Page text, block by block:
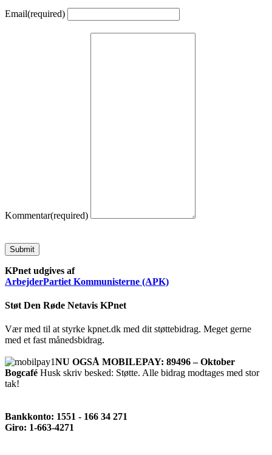
Email(required)
Kommentar(required)
Submit
KPnet udgives af
ArbejderPartiet Kommunisterne (APK)
Støt Den Røde Netavis KPnet
Vær med til at styrke kpnet.dk med dit støttebidrag. Meget gerne
med et fast månedsbidrag.
NU OGSÅ MOBILEPAY: 89496 – Oktober
Bogcafé Husk skriv besked: Støtte. Alle bidrag modtages med stor
tak!
Bankkonto: 1551 - 166 34 271
Giro: 1-663-4271